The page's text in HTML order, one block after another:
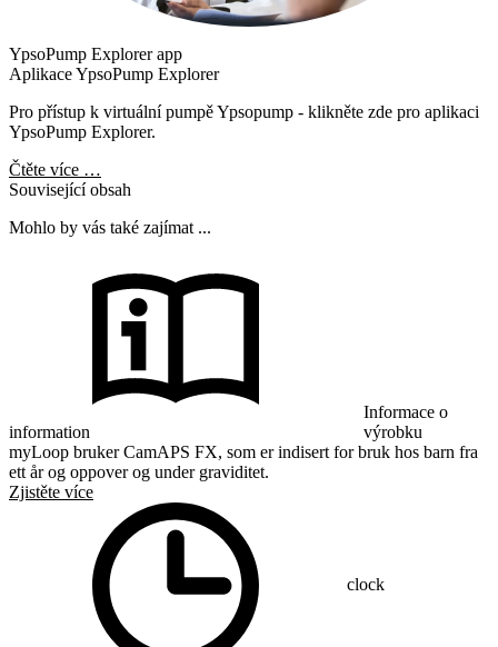
YpsoPump Explorer app
Aplikace YpsoPump Explorer
Pro přístup k virtuální pumpě Ypsopump - klikněte zde pro aplikaci
YpsoPump Explorer.
Čtěte více …
Související obsah
Mohlo by vás také zajímat ...
information
Informace o
výrobku
myLoop bruker CamAPS FX, som er indisert for bruk hos barn fra
ett år og oppover og under graviditet.
Zjistěte více
clock